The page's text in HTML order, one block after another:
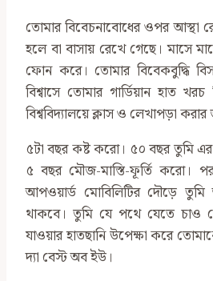
তোমার বিবেচনাবোধের ওপর আস্থা
হলে বা বাসায় রেখে গেছে। মাসে
ফোন করে। তোমার বিবেকবুদ্ধি
বিশ্বাসে তোমার গার্ডিয়ান হাত
বিশ্ববিদ্যালয়ে ক্লাস ও লেখাপড়া
৫টা বছর কষ্ট করো। ৫০ বছর তুমি
৫ বছর মৌজ-মাস্তি-ফূর্তি করো।
আপওয়ার্ড মোবিলিটির দৌড়ে তুমি
থাকবে। তুমি যে পথে যেতে চাও
যাওয়ার হাতছানি উপেক্ষা করে
দ্যা বেস্ট অব ইউ।